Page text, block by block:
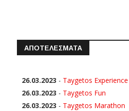
ΑΠΟΤΕΛΕΣΜΑΤΑ
26.03.2023 - Taygetos Experience
26.03.2023 - Taygetos Fun
26.03.2023 - Taygetos Marathon